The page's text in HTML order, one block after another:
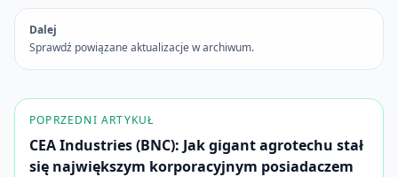
Dalej
Sprawdź powiązane aktualizacje w archiwum.
POPRZEDNI ARTYKUŁ
CEA Industries (BNC): Jak gigant agrotechu stał
się największym korporacyjnym posiadaczem